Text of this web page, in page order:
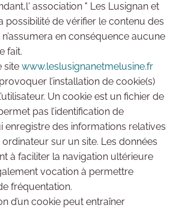
association " Les Lusignan et
possibilité de vérifier le contenu des
n’assumera en conséquence aucune
fait.
site www.leslusignanetmelusine.fr
l’installation de cookie(s)
Un cookie est un fichier de
pas l’identification de
enregistre des informations relatives
ordinateur sur un site. Les données
à faciliter la navigation ultérieure
vocation à permettre
fréquentation.
d’un cookie peut entraîner